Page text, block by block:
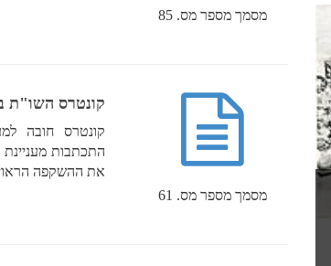
מסמך מספר מס. 85
מסמך מספר מס. 61
קונטרס השו"ת
קונטרס חובה
התכתבות מעניינת
את ההשקפה